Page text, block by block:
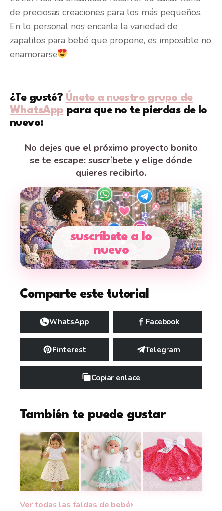
de preciosas creaciones para los más pequeños.
En lo personal nos encanta la variedad de
zapatitos para bebé que propone, es imposible no
enamorarse
¿Te gustó? Únete a nuestro grupo de
WhatsApp para que no te pierdas de lo
nuevo:
No dejes que el próximo proyecto bonito
se te escape: suscríbete y elige dónde
quieres recibirlo.
suscríbete a lo
nuevo
Comparte este tutorial
WhatsApp Facebook
Pinterest Telegram
Copiar enlace
También te puede gustar
CÓMO TEJER
Ver todas las faldas de bebé›